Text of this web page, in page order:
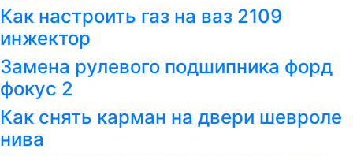
Как настроить газ на ваз 2109
инжектор
Замена рулевого подшипника форд
фокус 2
Как снять карман на двери шевроле
нива